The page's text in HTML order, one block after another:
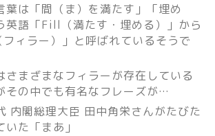
葉は「間（ま）を満たす」「埋め
英語「Fill（満たす・埋める）」から
ィラー）」と呼ばれているそうで
さまざまなフィラーが存在している
その中でも有名なフレーズが…
内閣総理大臣 田中角栄さんがたびた
た「まあ」